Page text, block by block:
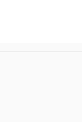
erzählen.